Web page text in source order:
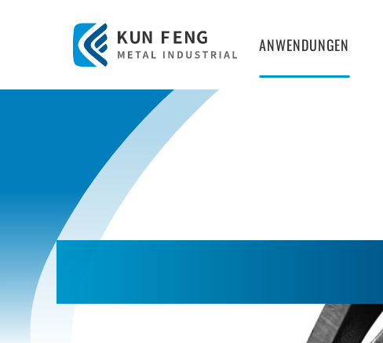
ANWENDUNGEN